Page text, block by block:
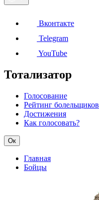
Вконтакте
Telegram
YouTube
Тотализатор
Голосование
Рейтинг болельщиков
Достижения
Как голосовать?
Ок
Главная
Бойцы